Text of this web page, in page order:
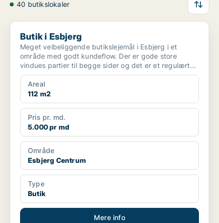
40 butikslokaler
Butik i Esbjerg
Butik i Esbjerg
Meget velbeliggende butikslejemål i Esbjerg i et
område med godt kundeflow. Der er gode store
vindues partier til begge sider og det er et regulært
lokal...
Areal
112 m2
Pris pr. md.
5.000 pr md
Område
Esbjerg Centrum
Type
Butik
Mere info